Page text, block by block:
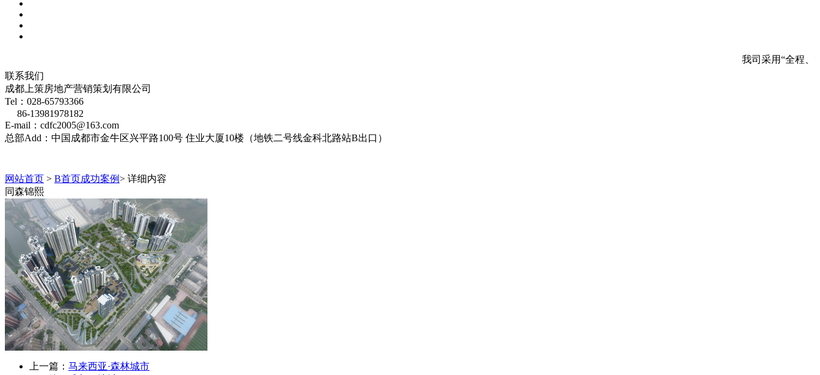
我司采用“全程、
联系我们
成都上策房地产营销策划有限公司
Tel：028-65793366
86-13981978182
E-mail：cdfc2005@163.com
总部Add：中国成都市金牛区兴平路100号 住业大厦10楼（地铁二号线金科北路站B出口）
网站首页 > B首页成功案例> 详细内容
同森锦熙
上一篇： 马来西亚·森林城市